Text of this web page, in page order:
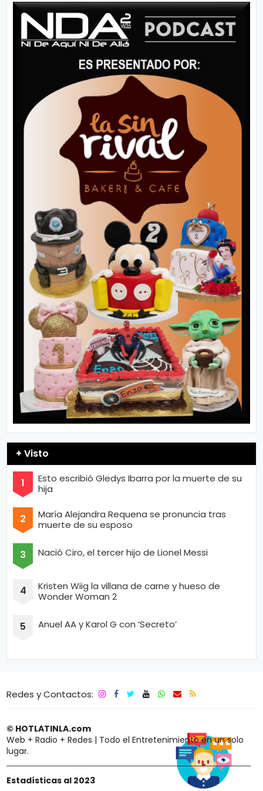
+ Visto
Esto escribió Gledys Ibarra por la muerte de su
hija
María Alejandra Requena se pronuncia tras
muerte de su esposo
Nació Ciro, el tercer hijo de Lionel Messi
Kristen Wiig la villana de carne y hueso de
Wonder Woman 2
Anuel AA y Karol G con ‘Secreto’
Redes y Contactos:
© HOTLATINLA.com
Web + Radio + Redes | Todo el Entretenimiento en un solo
lugar.
Estadísticas al 2023